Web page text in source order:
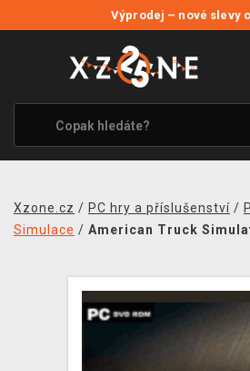
Výprodej – nové slevy
VÝPRODEJ
VIDEOHRY
XZONE ORIGINALS
TÉMATIKY
MERCHANDISE
Xzone.cz / PC hry a příslušenství /
Simulace / American Truck